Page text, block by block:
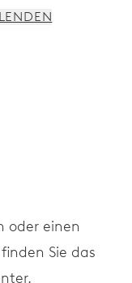
oder einen
Sie das